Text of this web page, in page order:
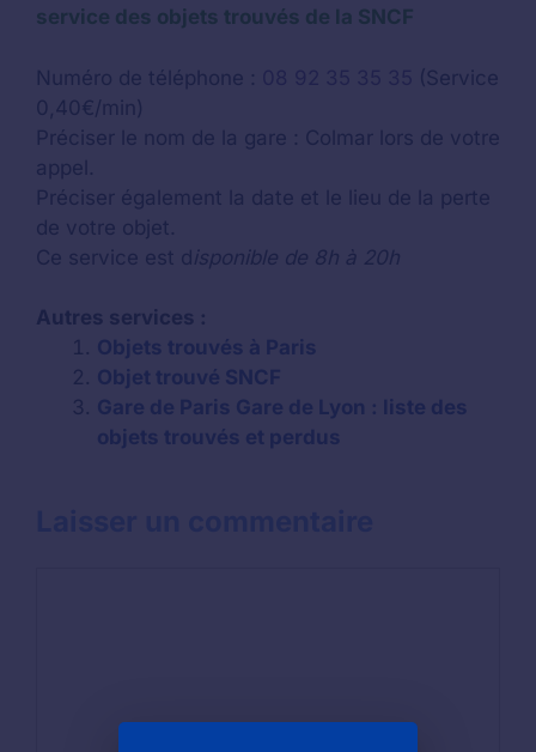
service des objets trouvés de la SNCF
Numéro de téléphone :
(Service
0,40€/min)
Préciser le nom de la gare : Colmar lors de votre
appel.
Préciser également la date et le lieu de la perte
de votre objet.
Ce service est disponible de 8h à 20h
Autres services :
Objets trouvés à Paris
Objet trouvé SNCF
Gare de Paris Gare de Lyon : liste des
objets trouvés et perdus